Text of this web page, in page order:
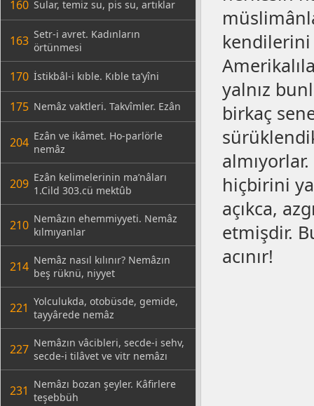
160 Sular, temiz su, pis su, artıklar
163 Setr-i avret. Kadınların
örtünmesi
170 İstikbâl-i kıble. Kıble ta’yîni
175 Nemâz vaktleri. Takvîmler. Ezân
204 Ezân ve ikâmet. Ho-parlörle
nemâz
209 Ezân kelimelerinin ma’nâları
1.Cild 303.cü mektûb
210 Nemâzın ehemmiyyeti. Nemâz
kılmıyanlar
214 Nemâz nasıl kılınır? Nemâzın
beş rüknü, niyyet
221 Yolculukda, otobüsde, gemide,
tayyârede nemâz
227 Nemâzın vâcibleri, secde-i sehv,
secde-i tilâvet ve vitr nemâzı
231 Nemâzı bozan şeyler. Kâfirlere
teşebbüh
kendilerini
yalnız
birkaç
hiçbirini
açıkca,
etmişdir.
acınır!